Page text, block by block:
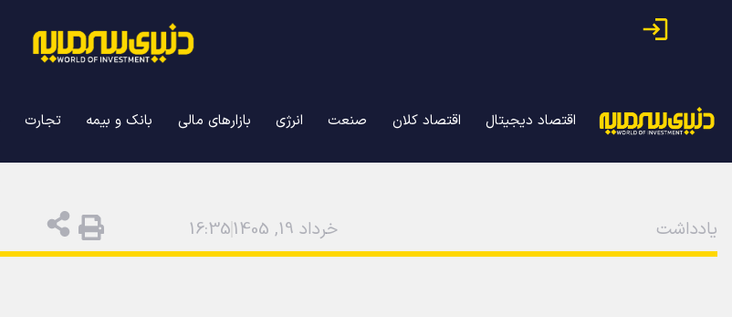
اقتصاد دیجیتال اقتصاد کلان صنعت انرژی بازارهای مالی بانک و بیمه تجارت
یادداشت خرداد 19, 1405 16:35